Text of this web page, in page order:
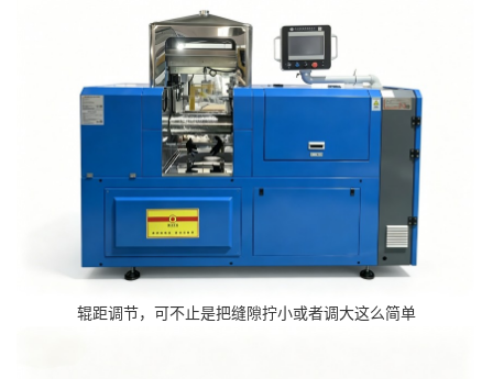
辊距调节，可不止是把缝隙拧小或者调大这么简单